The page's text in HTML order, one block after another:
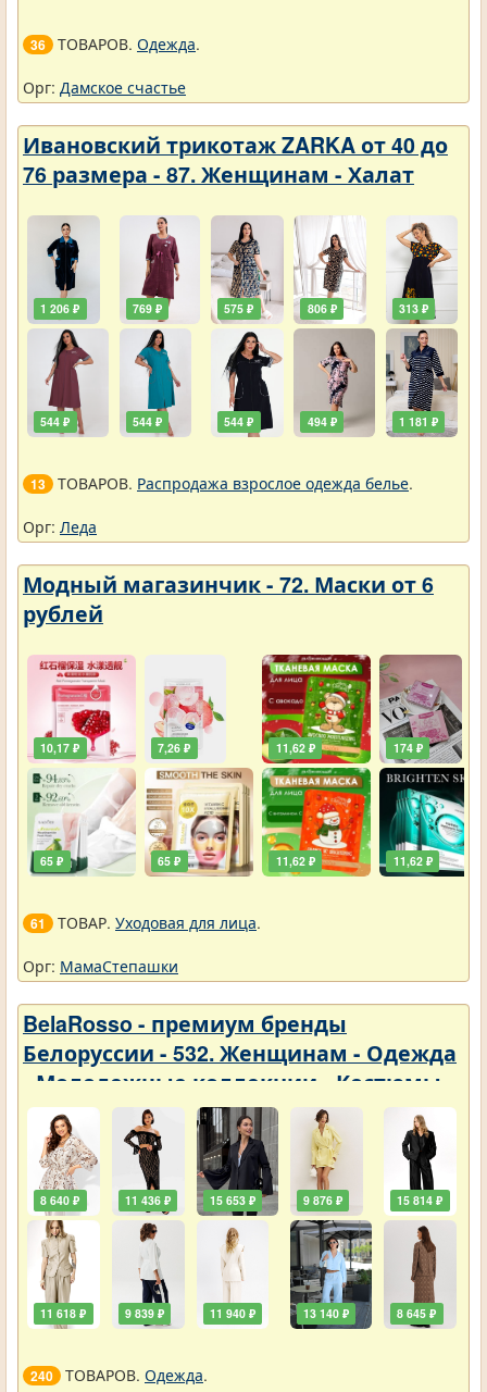
36 ТОВАРОВ. Одежда.
Орг: Дамское счастье
Ивановский трикотаж ZARKA от 40 до
76 размера - 87. Женщинам - Халат
1 206 ₽
544 ₽
769 ₽
544 ₽
575 ₽
544 ₽
806 ₽
494 ₽
313 ₽
1 181 ₽
13 ТОВАРОВ. Распродажа взрослое одежда белье.
Орг: Леда
Модный магазинчик - 72. Маски от 6
рублей
10,17 ₽
65 ₽
7,26 ₽
65 ₽
11,62 ₽
11,62 ₽
174 ₽
11,62 ₽
61 ТОВАР. Уходовая для лица.
Орг: МамаСтепашки
BelaRosso - премиум бренды
Белоруссии - 532. Женщинам - Одежда
- Молодежные коллекции - Костюмы
8 640 ₽
11 618 ₽
11 436 ₽
9 839 ₽
15 653 ₽
11 940 ₽
9 876 ₽
13 140 ₽
15 814 ₽
8 645 ₽
240 ТОВАРОВ. Одежда.